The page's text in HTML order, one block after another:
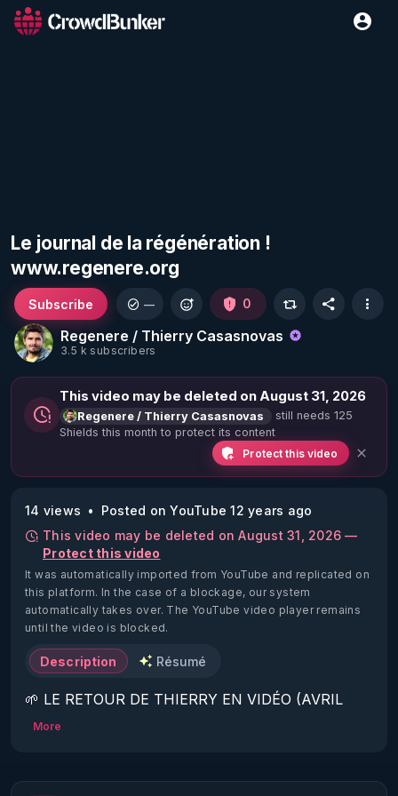
Le journal de la régénération !
www.regenere.org
Regenere / Thierry Casasnovas
3.5 k subscribers
Subscribe — 0
This video may be deleted on August 31, 2026
Regenere / Thierry Casasnovas
still needs 125
Shields this month to protect its content
Protect this video
14 views
Posted on YouTube 12 years ago
This video may be deleted on August 31, 2026 —
Protect this video
It was automatically imported from YouTube and replicated on
this platform. In the case of a blockage, our system
automatically takes over. The YouTube video player remains
until the video is blocked.
Description Résumé
🌱 LE RETOUR DE THIERRY EN VIDÉO (AVRIL
2022)!
https://www.rgnr.fr/presentation.html
More